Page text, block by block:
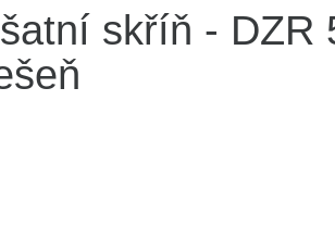
skříň - DZR